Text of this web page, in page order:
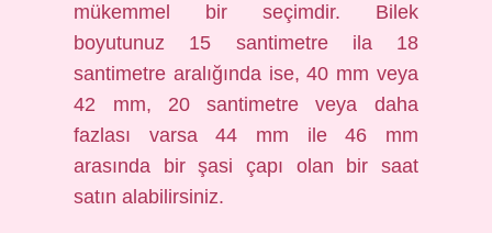
mükemmel bir seçimdir. Bilek
boyutunuz 15 santimetre ila 18
santimetre aralığında ise, 40 mm veya
42 mm, 20 santimetre veya daha
fazlası varsa 44 mm ile 46 mm
arasında bir şasi çapı olan bir saat
satın alabilirsiniz.